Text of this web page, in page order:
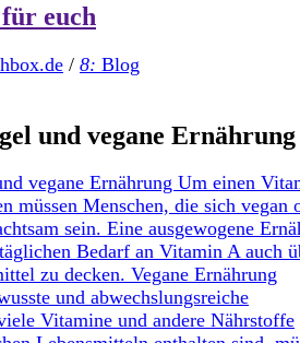
euch
/ 8: Blog
und vegane Ernährung